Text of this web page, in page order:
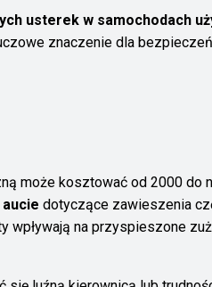
usterek w samochodach
znaczenie dla
może kosztować od 2000 do
dotyczące zawieszenia
wpływają na przyspieszone